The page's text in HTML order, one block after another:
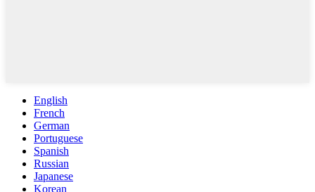
English
French
German
Portuguese
Spanish
Russian
Japanese
Korean